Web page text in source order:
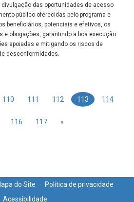
divulgação das oportunidades de acesso
público oferecidas pelo programa e
beneficiários, potenciais e efetivos, os
e obrigações, garantindo a boa execução
apoiadas e mitigando os riscos de
desconformidades.
110 111 112 113 114
116 117 »
do Site · Política de privacidade
·
Acessibilidade